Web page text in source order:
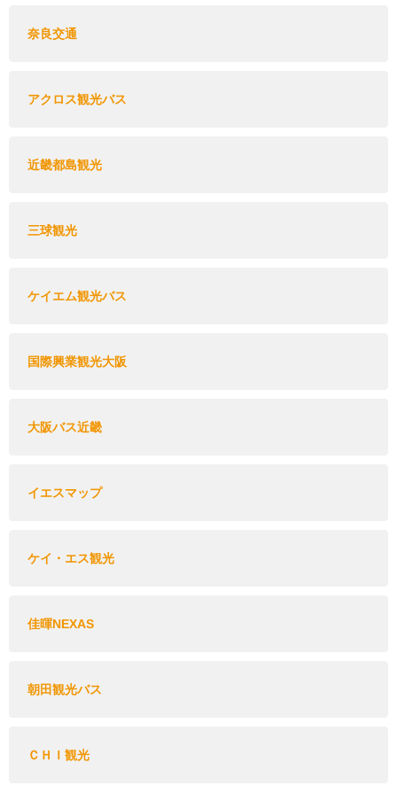
奈良交通
アクロス観光バス
近畿都島観光
三球観光
ケイエム観光バス
国際興業観光大阪
大阪バス近畿
イエスマップ
ケイ・エス観光
佳暉NEXAS
朝田観光バス
ＣＨＩ観光